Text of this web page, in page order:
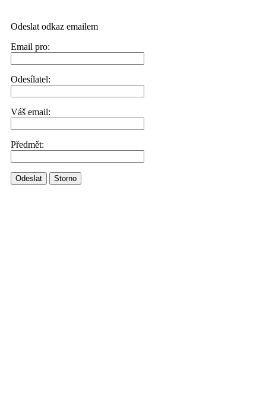
Odeslat odkaz emailem
Email pro:
Odesílatel:
Váš email:
Předmět:
Odeslat Storno